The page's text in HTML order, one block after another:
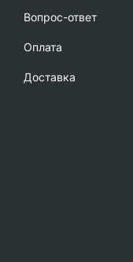
Вопрос-ответ
Oплата
Доставка